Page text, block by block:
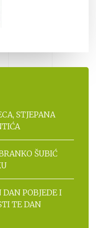
STJEPANA
ŠUBIĆ
POBJEDE I
TE DAN